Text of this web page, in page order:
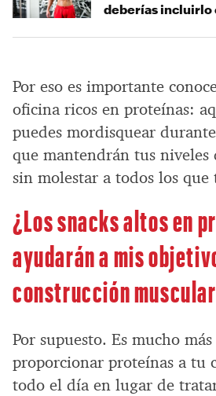
Por eso es importante
oficina ricos en proteínas:
puedes mordisquear
que mantendrán tus niveles
sin molestar a todos los que
¿Los snacks altos en
ayudarán a mis
construcción
Por supuesto. Es mucho
proporcionar proteínas a tu
todo el día en lugar de
deberías incluirlo